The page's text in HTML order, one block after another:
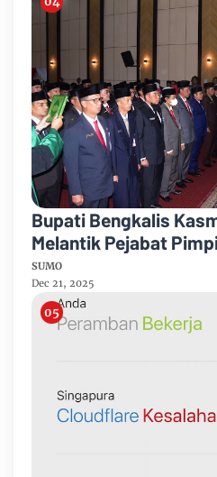
Bupati Bengkalis
Melantik Pejabat
Pratama
SUMO
Dec 21, 2025